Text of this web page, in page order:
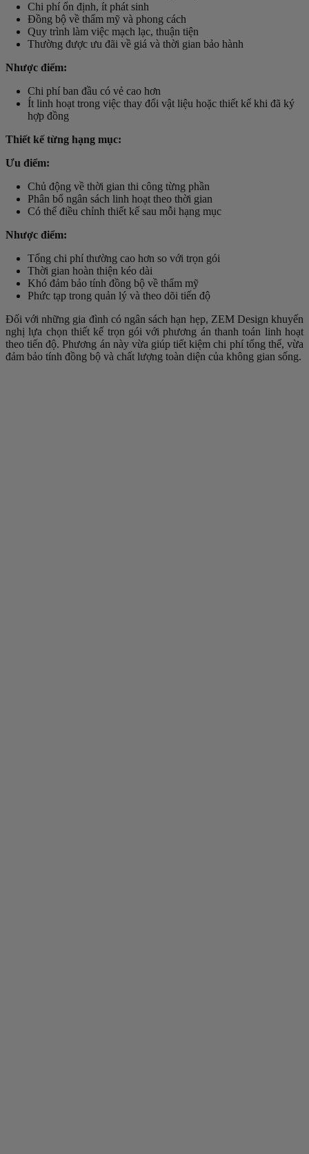
Chi phí ổn định, ít phát sinh
Đồng bộ về thẩm mỹ và phong cách
Quy trình làm việc mạch lạc, thuận tiện
Thường được ưu đãi về giá và thời gian bảo hành
Nhược điểm:
Chi phí ban đầu có vẻ cao hơn
Ít linh hoạt trong việc thay đổi vật liệu hoặc thiết kế khi đã ký
hợp đồng
Thiết kế từng hạng mục:
Ưu điểm:
Chủ động về thời gian thi công từng phần
Phân bổ ngân sách linh hoạt theo thời gian
Có thể điều chỉnh thiết kế sau mỗi hạng mục
Nhược điểm:
Tổng chi phí thường cao hơn so với trọn gói
Thời gian hoàn thiện kéo dài
Khó đảm bảo tính đồng bộ về thẩm mỹ
Phức tạp trong quản lý và theo dõi tiến độ
Đối với những gia đình có ngân sách hạn hẹp, ZEM Design khuyến
nghị lựa chọn thiết kế trọn gói với phương án thanh toán linh hoạt
theo tiến độ. Phương án này vừa giúp tiết kiệm chi phí tổng thể, vừa
đảm bảo tính đồng bộ và chất lượng toàn diện của không gian sống.